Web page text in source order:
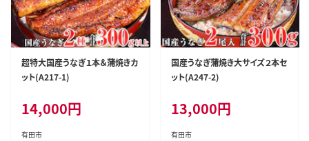
超特大国産うなぎ１本＆蒲焼きカ
ット(A217-1)
14,000円
有田市
国産うなぎ蒲焼き大サイズ２本セ
ット(A247-2)
13,000円
有田市